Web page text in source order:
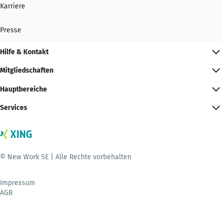
Karriere
Presse
Hilfe & Kontakt
Mitgliedschaften
Hauptbereiche
Services
© New Work SE | Alle Rechte vorbehalten
Impressum
AGB